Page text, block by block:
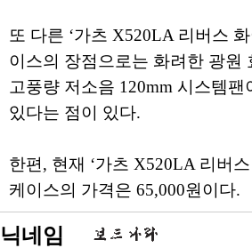
또 다른 ‘가츠 X520LA 리버스 화
이스의 장점으로는 화려한 광원
고풍량 저소음 120mm 시스템팬
있다는 점이 있다.
한편, 현재 ‘가츠 X520LA 리버
케이스의 가격은 65,000원이다.
닉네임